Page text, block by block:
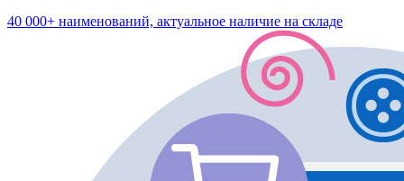
40 000+ наименований, актуальное наличие на складе